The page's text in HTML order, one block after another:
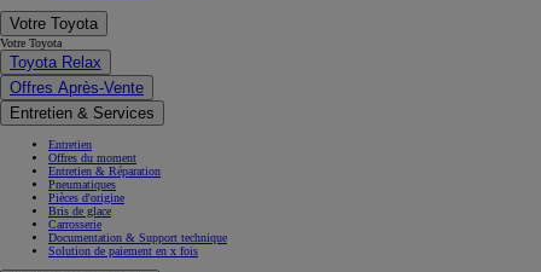
Votre Toyota
Votre Toyota
Toyota Relax
Offres Après-Vente
Entretien & Services
Entretien
Offres du moment
Entretien & Réparation
Pneumatiques
Pièces d'origine
Bris de glace
Carrosserie
Documentation & Support technique
Solution de paiement en x fois